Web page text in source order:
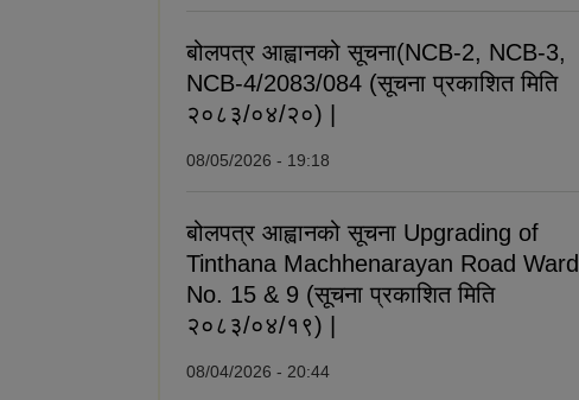
बोलपत्र आह्वानको सूचना(NCB-2, NCB-3,
NCB-4/2083/084 (सूचना प्रकाशित मिति
२०८३/०४/२०) |
08/05/2026 - 19:18
बोलपत्र आह्वानको सूचना Upgrading of
Tinthana Machhenarayan Road Ward
No. 15 & 9 (सूचना प्रकाशित मिति
२०८३/०४/१९) |
08/04/2026 - 20:44